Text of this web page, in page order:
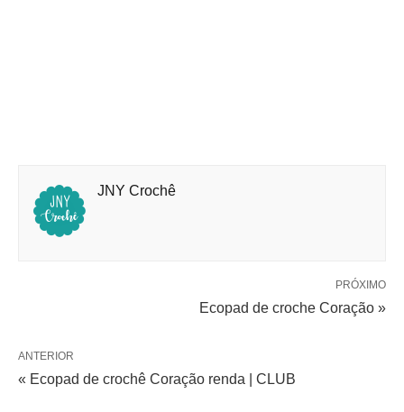
JNY Crochê
PRÓXIMO
Ecopad de croche Coração »
ANTERIOR
« Ecopad de crochê Coração renda | CLUB